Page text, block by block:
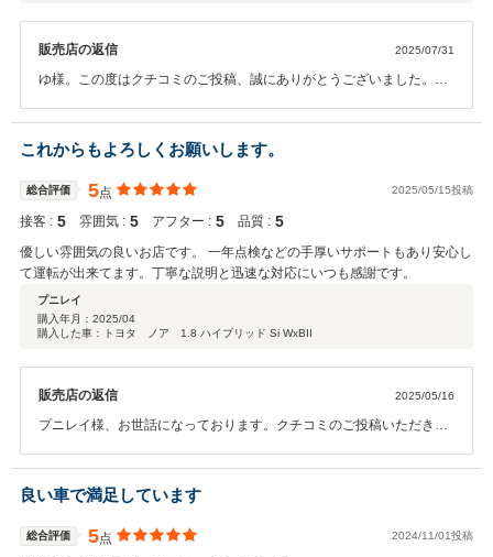
販売店の返信 2025/07/31
ゆ様。この度はクチコミのご投稿、誠にありがとうございました。お
ければこそですので、今後もゆ様のカーライフに必要なものが出るよ
うでしたら、お調べさせていただきます。より良いカーライフとなり
ますようお車のメンテナンスにおいてもサポートさせていただきま
す。当店よりお近くにお住まいですので、何かございましたらすぐい
らしてください。これからもよろしくお願いいたします。ありがとう
ございます。
これからもよろしくお願いします。
総合評価 5点 2025/05/15投稿
接客 : 5 雰囲気 : 5 アフター : 5 品質 : 5
優しい雰囲気の良いお店です。 一年点検などの手厚いサポートもあり安心し
て運転が出来てます。丁寧な説明と迅速な対応にいつも感謝です。
プニレイ
購入年月： 2025/04
購入した車：トヨタ ノア 1.8 ハイブリッド Si WxBII
販売店の返信 2025/05/16
プニレイ様、お世話になっております。クチコミのご投稿いただきま
が、今回のお乗り換えでも車を非常に気に入ってくださっているご様
子がうかがえて本当にうれしく思います。 引き続きメンテナンスも
お任せください。安心したカーライフを送っていただけますようお手
伝いさせていただきます。今後ともよろしくお願いいたします。
良い車で満足しています
総合評価 5点 2024/11/01投稿